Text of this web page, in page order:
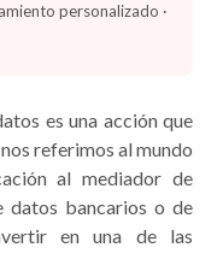
personalizado ·
es una acción que
referimos al mundo
al mediador de
datos bancarios o de
en una de las